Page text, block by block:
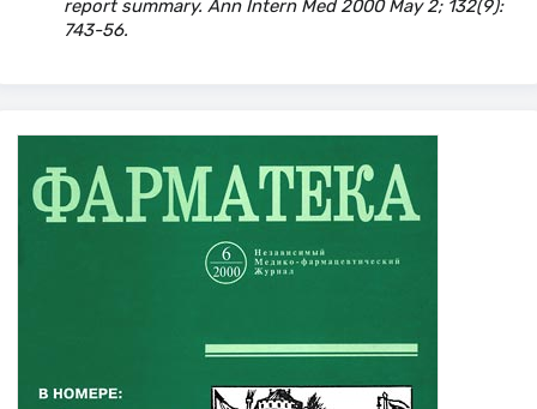
report summary. Ann Intern Med 2000 May 2; 132(9):
743-56.